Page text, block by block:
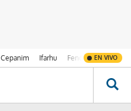
Cepanim Ifarhu Fenómeno de El
EN VIVO